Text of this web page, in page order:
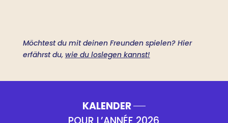
Möchtest du mit deinen Freunden spielen? Hier
erfährst du, wie du loslegen kannst!
KALENDER